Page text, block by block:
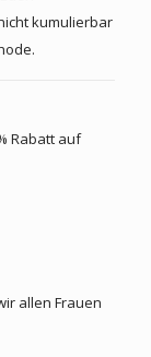
kumulierbar
Rabatt auf
allen Frauen